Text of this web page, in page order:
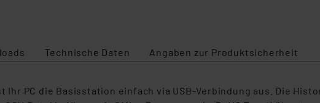
Technische Daten Angaben zur Produktsicherheit
Ihr PC die Basisstation einfach via USB-Verbindung aus. Die